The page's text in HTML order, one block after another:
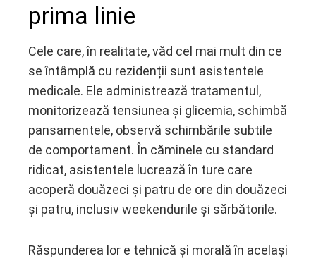
prima linie
Cele care, în realitate, văd cel mai mult din ce
se întâmplă cu rezidenții sunt asistentele
medicale. Ele administrează tratamentul,
monitorizează tensiunea și glicemia, schimbă
pansamentele, observă schimbările subtile
de comportament. În căminele cu standard
ridicat, asistentele lucrează în ture care
acoperă douăzeci și patru de ore din douăzeci
și patru, inclusiv weekendurile și sărbătorile.
Răspunderea lor e tehnică și morală în același